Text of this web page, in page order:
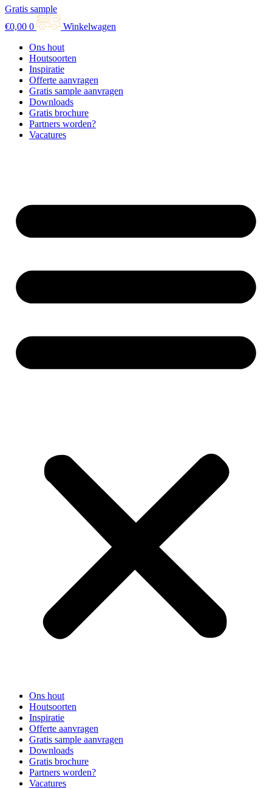
Gratis sample
€0,00 0
Winkelwagen
Ons hout
Houtsoorten
Inspiratie
Offerte aanvragen
Gratis sample aanvragen
Downloads
Gratis brochure
Partners worden?
Vacatures
Ons hout
Houtsoorten
Inspiratie
Offerte aanvragen
Gratis sample aanvragen
Downloads
Gratis brochure
Partners worden?
Vacatures